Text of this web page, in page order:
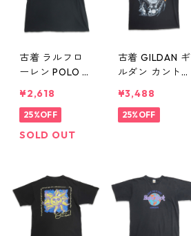
古着 ラルフロ
ーレン POLO R
ワンポイント
ロゴ 半袖 Tシャ
ツ ブラック 表
¥2,618
25%OFF
SOLD OUT
古着 GILDAN ギ
ルダン カント
クデュオ Broo
ks & Dunn バン
表記：XL gd4
10296n w6072
8
¥3,488
25%OFF